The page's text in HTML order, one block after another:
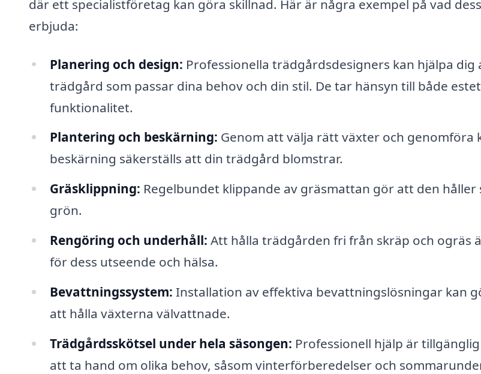
där ett specialistföretag kan göra skillnad. Här är några exempel på vad
erbjuda:
Planering och design: Professionella trädgårdsdesigners kan hjälpa dig
trädgård som passar dina behov och din stil. De tar hänsyn till både
funktionalitet.
Plantering och beskärning: Genom att välja rätt växter och genomföra
beskärning säkerställs att din trädgård blomstrar.
Gräsklippning: Regelbundet klippande av gräsmattan gör att den håller
grön.
Rengöring och underhåll: Att hålla trädgården fri från skräp och ogräs
för dess utseende och hälsa.
Bevattningssystem: Installation av effektiva bevattningslösningar kan
att hålla växterna välvattnade.
Trädgårdsskötsel under hela säsongen: Professionell hjälp är
att ta hand om olika behov, såsom vinterförberedelser och